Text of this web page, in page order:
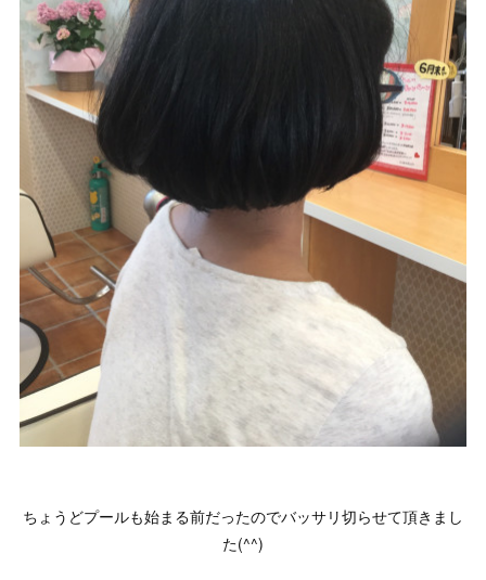
ちょうどプールも始まる前だったのでバッサリ切らせて頂きまし
た(^^)